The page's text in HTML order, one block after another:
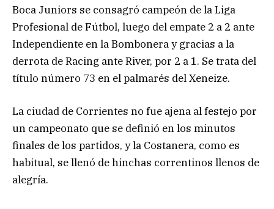
Boca Juniors se consagró campeón de la Liga
Profesional de Fútbol, luego del empate 2 a 2 ante
Independiente en la Bombonera y gracias a la
derrota de Racing ante River, por 2 a 1. Se trata del
título número 73 en el palmarés del Xeneize.
La ciudad de Corrientes no fue ajena al festejo por
un campeonato que se definió en los minutos
finales de los partidos, y la Costanera, como es
habitual, se llenó de hinchas correntinos llenos de
alegría.